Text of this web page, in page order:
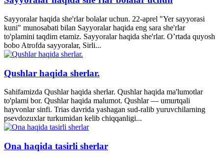
Sayyoralar haqida she'rlar bolalar uchun. 22-aprel "Yer sayyorasi
kuni" munosabati bilan Sayyoralar haqida eng sara she'rlar
to'plamini taqdim etamiz. Sayyoralar haqida she'rlar. O’rtada quyosh
bobo Atrofda sayyoralar, Sirli...
Qushlar haqida sherlar.
Sahifamizda Qushlar haqida sherlar. Qushlar haqida ma'lumotlar
to'plami bor. Qushlar haqida malumot. Qushlar — umurtqali
hayvonlar sinfi. Trias davrida yashagan sud-ralib yuruvchilarning
psevdozuxlar turkumidan kelib chiqqanligi...
Ona haqida tasirli sherlar